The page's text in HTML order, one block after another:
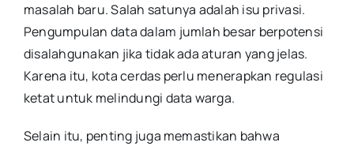
masalah baru. Salah satunya adalah isu privasi.
Pengumpulan data dalam jumlah besar berpotensi
disalahgunakan jika tidak ada aturan yang jelas.
Karena itu, kota cerdas perlu menerapkan regulasi
ketat untuk melindungi data warga.
Selain itu, penting juga memastikan bahwa